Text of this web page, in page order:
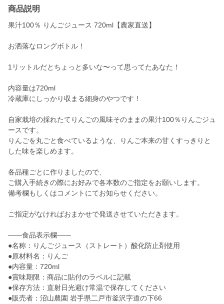
商品説明
果汁100％ りんごジュース 720ml【農家直送】
お洒落なロングボトル！
1リットルだとちょっと多いな〜って思ってたあなた！
内容量は720ml
冷蔵庫にしっかり収まる細身のやつです！
自家栽培の採れたてりんごの風味そのままの果汁100％りんごジュ
ースです。
りんごを丸ごと食べているような、りんご本来の甘くすっきりと
した味を楽しめます。
各品種ごとに作りましたので、
ご購入手続きの際にお好みで各本数のご指定をお願いします。
備考欄もしくはコメントにてお知らせください。
ご指定がなければおまかせで発送させていただきます。
——食品表示欄——
●名称：りんごジュース（ストレート）酸化防止剤使用
●原材料名：りんご
●内容量：720ml
●賞味期限：商品に貼付のラベルに記載
●保存方法：直射日光避け常温で保存してください
●販売者：沼山農園 岩手県二戸市釜沢字道の下66